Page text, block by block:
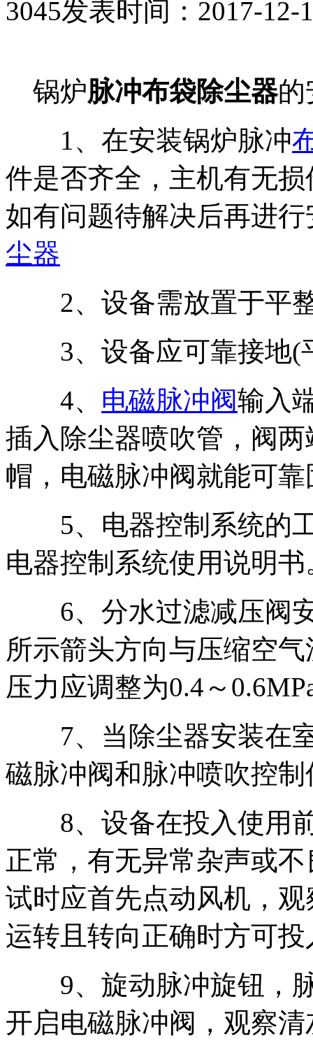
3045发表时间：2017-12-
锅炉脉冲布袋除尘器的
1、在安装锅炉脉冲
件是否齐全，主机有无
如有问题待解决后再进
尘器
2、设备需放置于平
3、设备应可靠接地(
4、 电磁脉冲阀输入
插入除尘器喷吹管，阀
帽，电磁脉冲阀就能可
5、电器控制系统的工
电器控制系统使用说明书
6、分水过滤减压阀安
所示箭头方向与压缩空
压力应调整为0.4～
7、当除尘器安装在室
磁脉冲阀和脉冲喷吹控
8、设备在投入使用前
正常，有无异常杂声或
试时应首先点动风机，
运转且转向正确时方可
9、旋动脉冲旋钮，脉
开启电磁脉冲阀，观察